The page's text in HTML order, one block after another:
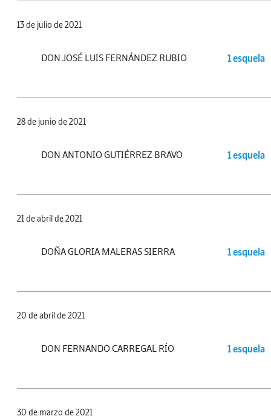
13 de julio de 2021
DON JOSÉ LUIS FERNÁNDEZ RUBIO 1 esquela
28 de junio de 2021
DON ANTONIO GUTIÉRREZ BRAVO 1 esquela
21 de abril de 2021
DOÑA GLORIA MALERAS SIERRA 1 esquela
20 de abril de 2021
DON FERNANDO CARREGAL RÍO 1 esquela
30 de marzo de 2021